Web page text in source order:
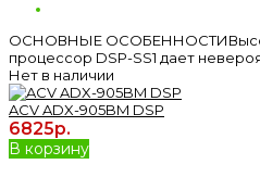
ОСНОВНЫЕ
процессор DSP-SS1 дает
Нет в наличии
ACV ADX-905BM DSP
6825р.
В корзину